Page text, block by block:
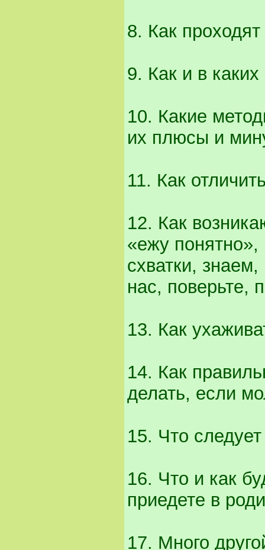
8. Как
9. Как и в
10. Какие
их плюсы и
11. Как
12. Как
«ежу
схватки,
нас, поверьте,
13. Как
14. Как
делать, если
15. Что
16. Что и как
приедете в
17. Много